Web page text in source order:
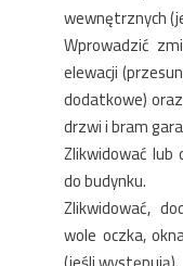
wewnętrznych
Wprowadzić
elewacji
dodatkowe)
drzwi i bram
Zlikwidować
do budynku.
Zlikwidować,
wole oczka,